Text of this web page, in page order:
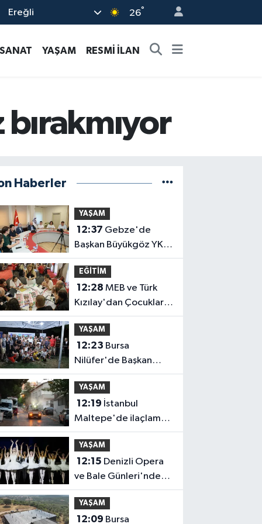
Ereğli 26°
YAŞAM RESMİ İLAN
Haberler
YAŞAM
12:37
Başkan Büyükgöz YKS
şampiyonlarını ağırladı
EĞİTİM
12:28 MEB ve Türk
Kızılay'dan Çocuklara
Yönelik Afet
Farkındalık Çalıştayı
YAŞAM
12:23
Nilüfer'de Başkan
Özdemir,
Esentepeliler'i dinledi
YAŞAM
12:19
Maltepe'de ilaçlama
çalışmaları sürüyor
YAŞAM
12:15
ve Bale Günleri'nde
'Kuğu Gölü' büyüsü
YAŞAM
12:09